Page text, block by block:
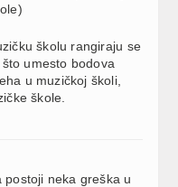
školu rangiraju se
umesto bodova
u muzičkoj školi,
škole.
postoji neka greška u